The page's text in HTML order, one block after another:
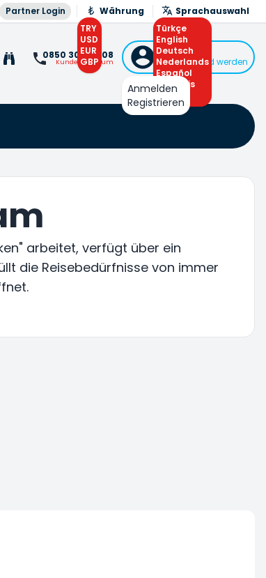
Partner Login
Währung
TRY
USD
EUR
GBP
Sprachauswahl
Türkçe
English
Deutsch
Nederlands
Español
Français
Arabic
0850 308 0 308
Kundenzentrum
Anmelden
oder Mitglied werden
Anmelden
Registrieren
arbeitet, verfügt über ein
die Reisebedürfnisse von immer